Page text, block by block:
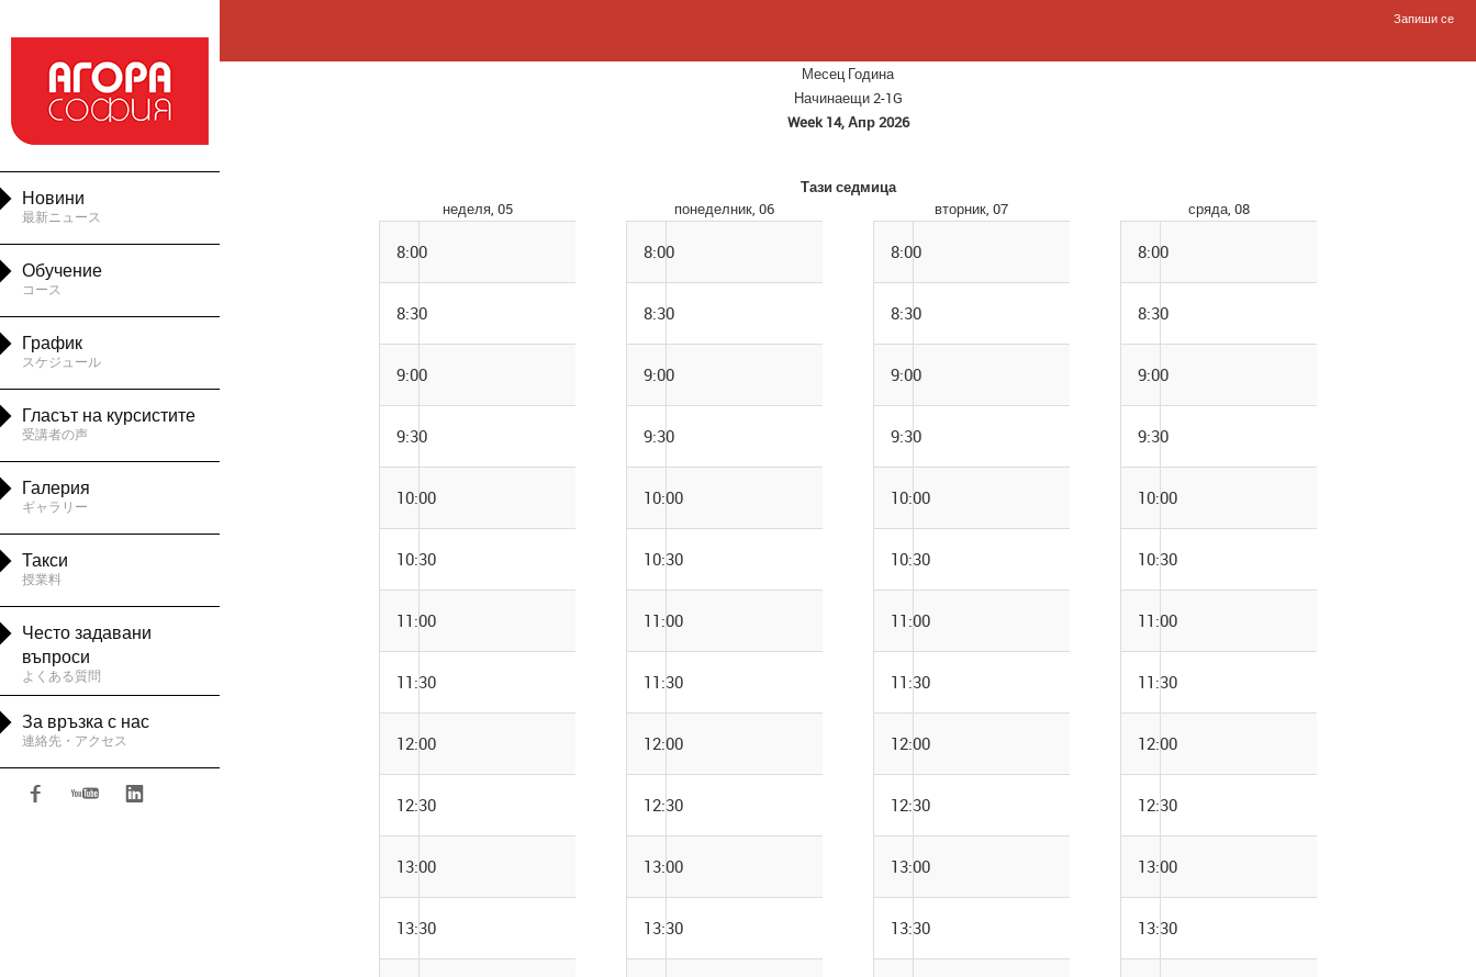
Запиши се
Новини
最新ニュース
Обучение
コース
График
スケジュール
Гласът на курсистите
受講者の声
Галерия
ギャラリー
Такси
授業料
Често задавани
въпроси
よくある質問
За връзка с нас
連絡先・アクセス
  
МесецГодина
Начинаещи 2-1G
Week 14, Апр 2026
Тази седмица
неделя, 05
8:00
8:30
9:00
9:30
10:00
10:30
11:00
11:30
12:00
12:30
13:00
13:30
понеделник, 06
8:00
8:30
9:00
9:30
10:00
10:30
11:00
11:30
12:00
12:30
13:00
13:30
вторник, 07
8:00
8:30
9:00
9:30
10:00
10:30
11:00
11:30
12:00
12:30
13:00
13:30
сряда, 08
8:00
8:30
9:00
9:30
10:00
10:30
11:00
11:30
12:00
12:30
13:00
13:30